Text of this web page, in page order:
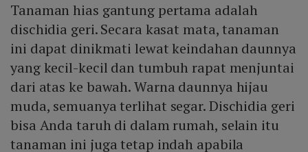
Tanaman hias gantung pertama adalah
dischidia geri. Secara kasat mata, tanaman
ini dapat dinikmati lewat keindahan daunnya
yang kecil-kecil dan tumbuh rapat menjuntai
dari atas ke bawah. Warna daunnya hijau
muda, semuanya terlihat segar. Dischidia geri
bisa Anda taruh di dalam rumah, selain itu
tanaman ini juga tetap indah apabila